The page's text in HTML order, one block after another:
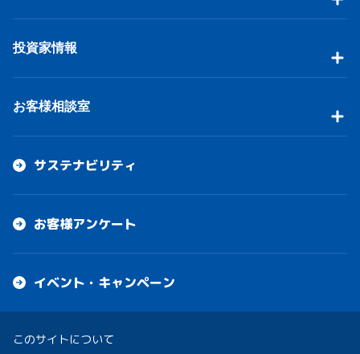
投資家情報
お客様相談室
サステナビリティ
お客様アンケート
イベント・キャンペーン
このサイトについて